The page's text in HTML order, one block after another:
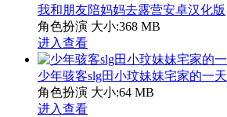
我和朋友陪妈妈去露营安卓汉化版
角色扮演 大小:368 MB
进入查看
少年骇客slg田小玟妹妹宅家的一天
角色扮演 大小:64 MB
进入查看